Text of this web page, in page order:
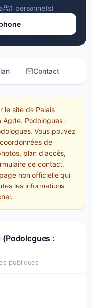
1 personne(s)
Contact
le site de Palais
Agde. Podologues :
Vous pouvez
de
plan d'accès,
de contact.
non officielle qui
les informations
(Podologues :
publiques